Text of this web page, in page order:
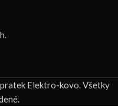
Elektro-kovo. Všetky